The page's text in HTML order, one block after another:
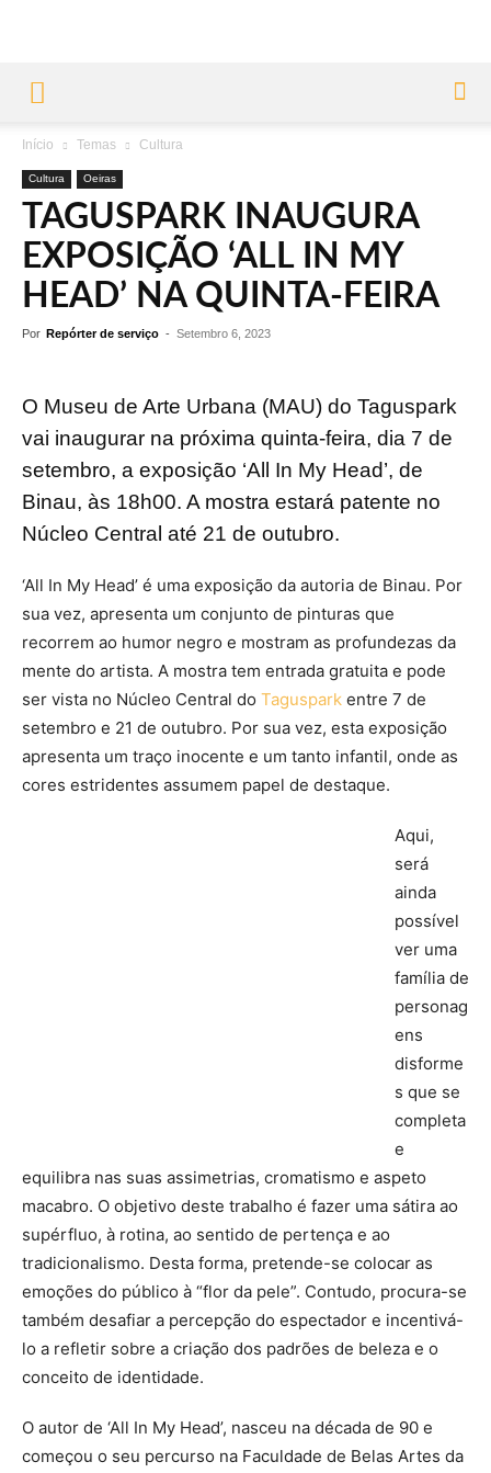
Início Temas Cultura
Cultura Oeiras
TAGUSPARK INAUGURA
EXPOSIÇÃO ‘ALL IN MY
HEAD’ NA QUINTA-FEIRA
Por Repórter de serviço - Setembro 6, 2023
O Museu de Arte Urbana (MAU) do Taguspark
vai inaugurar na próxima quinta-feira, dia 7 de
setembro, a exposição ‘All In My Head’, de
Binau, às 18h00. A mostra estará patente no
Núcleo Central até 21 de outubro.
‘All In My Head’ é uma exposição da autoria de Binau. Por
sua vez, apresenta um conjunto de pinturas que
recorrem ao humor negro e mostram as profundezas da
mente do artista. A mostra tem entrada gratuita e pode
ser vista no Núcleo Central do Taguspark entre 7 de
setembro e 21 de outubro. Por sua vez, esta exposição
apresenta um traço inocente e um tanto infantil, onde as
cores estridentes assumem papel de destaque.
Aqui,
será
ainda
possível
ver uma
família de
personag
ens
disforme
s que se
completa
e
equilibra nas suas assimetrias, cromatismo e aspeto
macabro. O objetivo deste trabalho é fazer uma sátira ao
supérfluo, à rotina, ao sentido de pertença e ao
tradicionalismo. Desta forma, pretende-se colocar as
emoções do público à “flor da pele”. Contudo, procura-se
também desafiar a percepção do espectador e incentivá-
lo a refletir sobre a criação dos padrões de beleza e o
conceito de identidade.
O autor de ‘All In My Head’, nasceu na década de 90 e
começou o seu percurso na Faculdade de Belas Artes da